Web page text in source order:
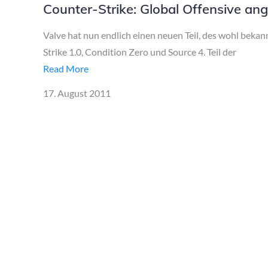
Counter-Strike: Global Offensive
Valve hat nun endlich einen neuen Teil, des wohl
Strike 1.0, Condition Zero und Source 4. Teil der
Read More
Posted
17. August 2011